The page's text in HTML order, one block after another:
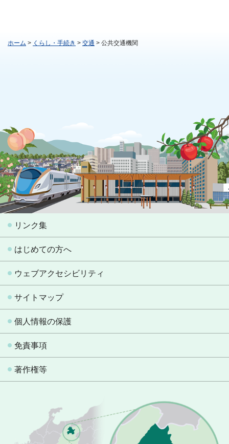
ホーム > くらし・手続き > 交通 > 公共交通機関
リンク集
はじめての方へ
ウェブアクセシビリティ
サイトマップ
個人情報の保護
免責事項
著作権等